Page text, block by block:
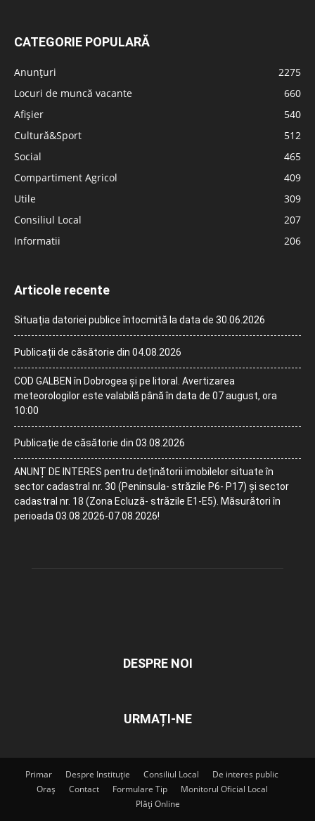
CATEGORIE POPULARĂ
Anunțuri
2275
Locuri de muncă vacante
660
Afișier
540
Cultură&Sport
512
Social
465
Compartiment Agricol
409
Utile
309
Consiliul Local
207
Informatii
206
Articole recente
Situația datoriei publice întocmită la data de 30.06.2026
Publicații de căsătorie din 04.08.2026
COD GALBEN în Dobrogea și pe litoral. Avertizarea
meteorologilor este valabilă până în data de 07 august, ora
10:00
Publicație de căsătorie din 03.08.2026
ANUNȚ DE INTERES pentru deținătorii imobilelor situate în
sector cadastral nr. 30 (Peninsula- străzile P6- P17) și sector
cadastral nr. 18 (Zona Ecluză- străzile E1-E5). Măsurători în
perioada 03.08.2026-07.08.2026!
DESPRE NOI
URMAȚI-NE
Primar Despre Instituție Consiliul Local
De interes public
Oraș
Contact Formulare Tip
Monitorul Oficial Local
Plăți Online